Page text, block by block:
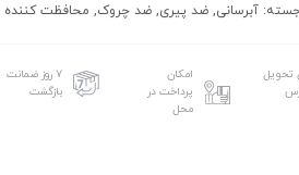
آبرسانی, ضد پیری, ضد چروک, محافظت کننده
تحویل
امکان
پرداخت در
محل
۷ روز ضمانت
بازگشت